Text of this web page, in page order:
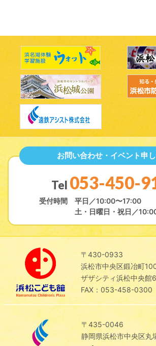
お問い合わせ・イベント申
Tel 053-450-
受付時間
平日／10:00〜17:00
土・日曜日・祝日／
〒430-0933
浜松市中央区鍛冶町
ザザシティ浜松中央館
FAX：053-458-0300
〒435-0046
静岡県浜松市中央区丸